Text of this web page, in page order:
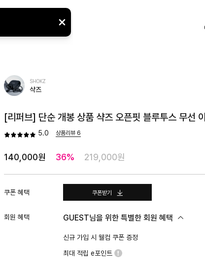
SHOKZ
샥즈
[리퍼브] 단순 개봉 상품 샥즈 오픈핏 블루투스 무선
5.0 상품리뷰 6
140,000원 36% 219,000원
쿠폰 혜택 쿠폰받기
회원 혜택 GUEST님을 위한 특별한 회원 혜택
신규 가입 시 웰컴 쿠폰 증정
최대 적립 e포인트